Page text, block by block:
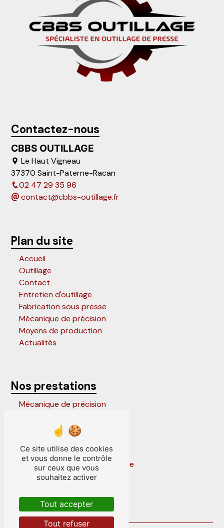
Contactez-nous
CBBS OUTILLAGE
Le Haut Vigneau
37370 Saint-Paterne-Racan
02 47 29 35 96
contact@cbbs-outillage.fr
Plan du site
Accueil
Outillage
Contact
Entretien d'outillage
Fabrication sous presse
Mécanique de précision
Moyens de production
Actualités
Nos prestations
Mécanique de précision
Entretien outillage de presse
Outils parisiens
Outillage de presse
Conception outillage de presse
Frappe sous presse
Outils à suivre
Fabrication sous presse
Ce site utilise des cookies
et vous donne le contrôle
sur ceux que vous
souhaitez activer
Tout accepter
Tout refuser